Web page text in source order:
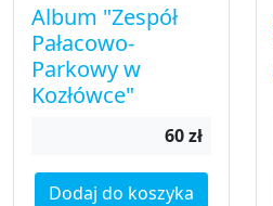
Album "Zespół
Pałacowo-
Parkowy w
Kozłówce"
60 zł
Dodaj do koszyka